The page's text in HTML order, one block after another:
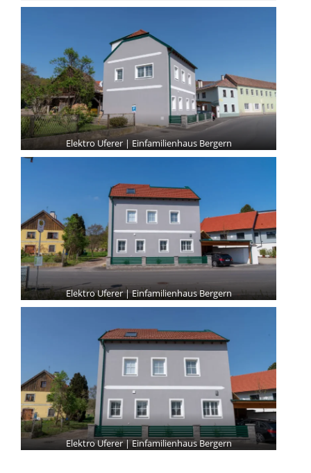
Elektro Uferer | Einfamilienhaus Bergern
Elektro Uferer | Einfamilienhaus Bergern
Elektro Uferer | Einfamilienhaus Bergern